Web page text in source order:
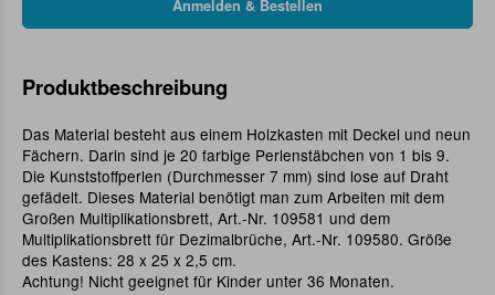
Produktbeschreibung
Das Material besteht aus einem Holzkasten mit Deckel und neun
Fächern. Darin sind je 20 farbige Perlenstäbchen von 1 bis 9.
Die Kunststoffperlen (Durchmesser 7 mm) sind lose auf Draht
gefädelt. Dieses Material benötigt man zum Arbeiten mit dem
Großen Multiplikationsbrett, Art.-Nr. 109581 und dem
Multiplikationsbrett für Dezimalbrüche, Art.-Nr. 109580. Größe
des Kastens: 28 x 25 x 2,5 cm.
Achtung! Nicht geeignet für Kinder unter 36 Monaten.